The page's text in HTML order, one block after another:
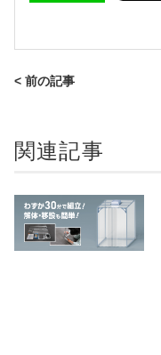
< 前の記事
関連記事